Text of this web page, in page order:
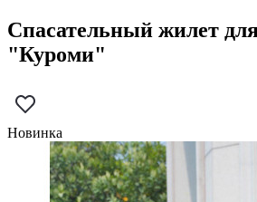
Спасательный жилет
"Куроми"
Новинка